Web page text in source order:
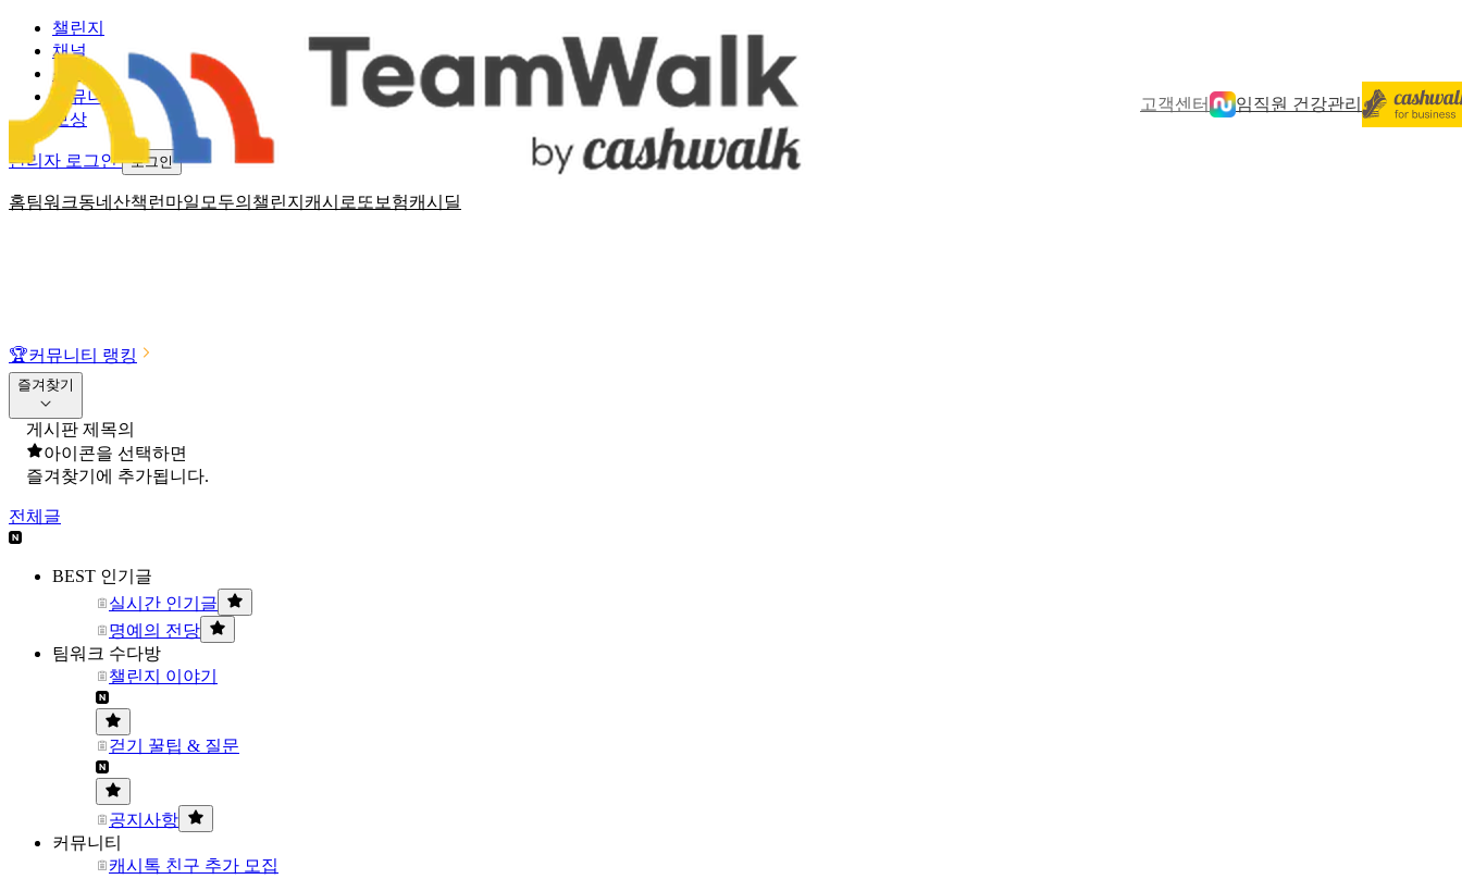
고객센터 임직원 건강관리
홈팀워크동네산책 런마일 모두의챌린지 캐시로또 보험캐시딜
챌린지
채널
소식
커뮤니티
보상
관리자 로그인 로그인
🏆커뮤니티 랭킹
즐겨찾기
게시판 제목의
아이콘을 선택하면
즐겨찾기에 추가됩니다.
전체글
BEST 인기글
실시간 인기글
명예의 전당
팀워크 수다방
챌린지 이야기
걷기 꿀팁 & 질문
공지사항
커뮤니티
캐시톡 친구 추가 모집